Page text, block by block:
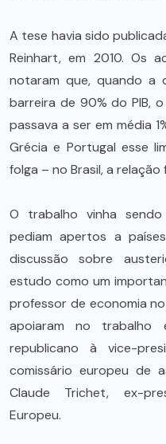
A tese havia sido
Reinhart, em 2010. Os
notaram que, quando a
barreira de 90% do PIB,
passava a ser em média
Grécia e Portugal esse
folga – no Brasil, a
O trabalho vinha
pediam apertos a
discussão sobre
estudo como um
professor de economia
apoiaram no trabalho
republicano à vice-
comissário europeu de
Claude Trichet, ex-
Europeu.